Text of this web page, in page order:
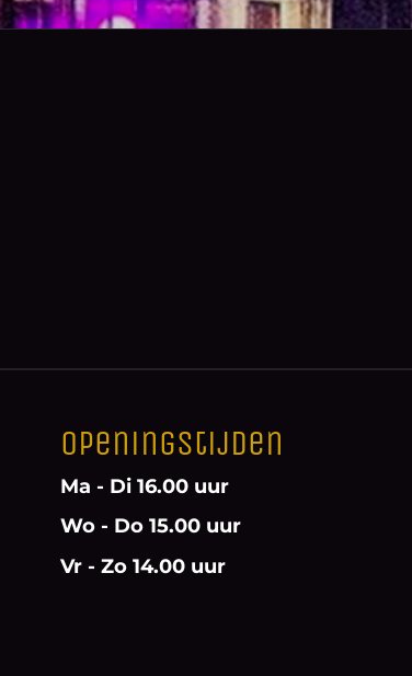
Openingstijden
Ma - Di 16.00 uur
Wo - Do 15.00 uur
Vr - Zo 14.00 uur